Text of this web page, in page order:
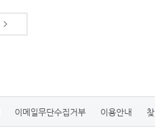
이메일무단수집거부 이용안내